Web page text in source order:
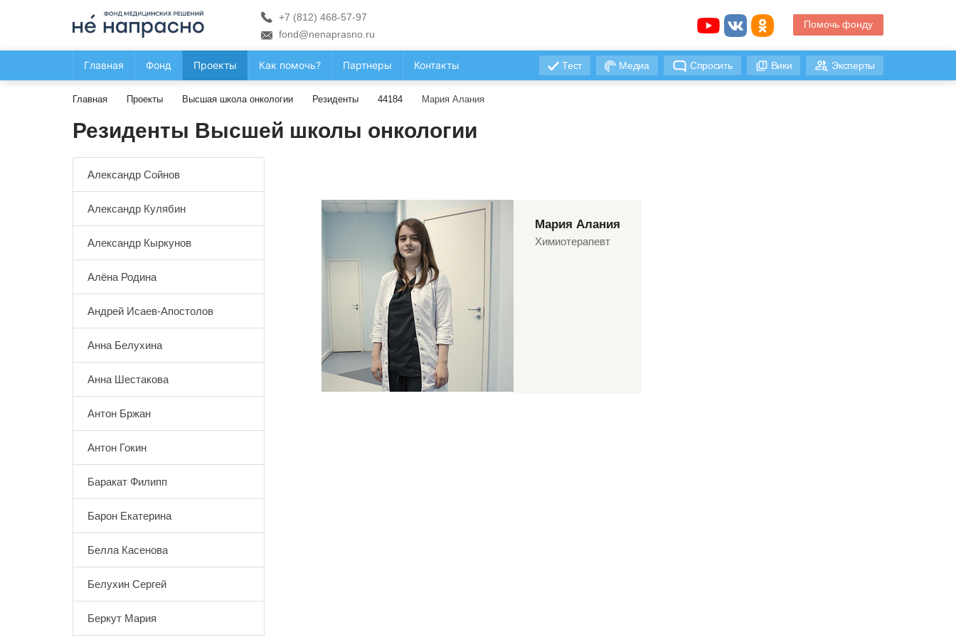
+7 (812) 468-57-97
fond@nenaprasno.ru
Помочь фонду
Главная Фонд Проекты Как помочь? Партнеры Контакты Тест Медиа Спросить Вики Эксперты
Главная Проекты Высшая школа онкологии Резиденты 44184 Мария Алания
Резиденты Высшей школы онкологии
Александр Сойнов
Александр Кулябин
Александр Кыркунов
Алёна Родина
Андрей Исаев-Апостолов
Анна Белухина
Анна Шестакова
Антон Бржан
Антон Гокин
Баракат Филипп
Барон Екатерина
Белла Касенова
Белухин Сергей
Беркут Мария
Мария Алания
Химиотерапевт